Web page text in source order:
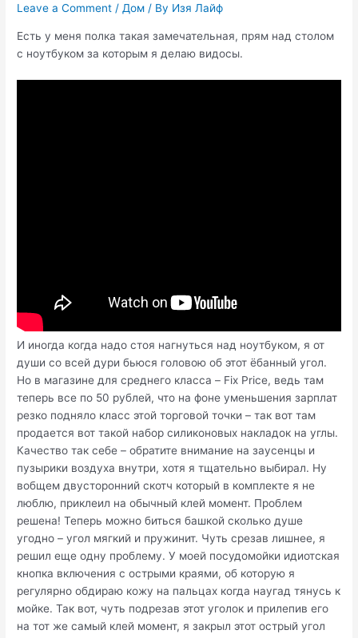
Leave a Comment / Дом / By Изя Лайф
Есть у меня полка такая замечательная, прям над столом
с ноутбуком за которым я делаю видосы.
И иногда когда надо стоя нагнуться над ноутбуком, я от
души со всей дури бьюся головою об этот ёбанный угол.
Но в магазине для среднего класса – Fix Price, ведь там
теперь все по 50 рублей, что на фоне уменьшения зарплат
резко подняло класс этой торговой точки – так вот там
продается вот такой набор силиконовых накладок на углы.
Качество так себе – обратите внимание на заусенцы и
пузырики воздуха внутри, хотя я тщательно выбирал. Ну
вобщем двусторонний скотч который в комплекте я не
люблю, приклеил на обычный клей момент. Проблем
решена! Теперь можно биться башкой сколько душе
угодно – угол мягкий и пружинит. Чуть срезав лишнее, я
решил еще одну проблему. У моей посудомойки идиотская
кнопка включения с острыми краями, об которую я
регулярно обдираю кожу на пальцах когда наугад тянусь к
мойке. Так вот, чуть подрезав этот уголок и прилепив его
на тот же самый клей момент, я закрыл этот острый угол